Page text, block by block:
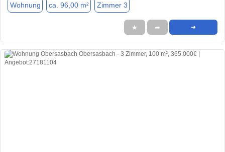
Wohnung ca. 96,00 m² Zimmer 3
★ ➦ ➜